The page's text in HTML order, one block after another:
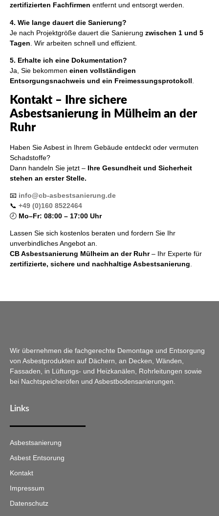
zertifizierten Fachfirmen entfernt und entsorgt werden.
4. Wie lange dauert die Sanierung?
Je nach Projektgröße dauert die Sanierung zwischen 1 und 5
Tagen . Wir arbeiten schnell und effizient.
5. Erhalte ich eine Dokumentation?
Ja, Sie bekommen einen vollständigen
Entsorgungsnachweis und ein Freimessungsprotokoll
Kontakt – Ihre sichere
Asbestsanierung in Mülheim an der
Ruhr
Haben Sie Asbest in Ihrem Gebäude entdeckt oder vermuten
Schadstoffe?
Dann handeln Sie jetzt – Ihre Gesundheit und Sicherheit
stehen an erster Stelle.
📧 info@cb-asbestsanierung.de
📞 +49 (0)160 8522464
🕗 Mo–Fr: 08:00 – 17:00 Uhr
Lassen Sie sich kostenlos beraten und fordern Sie Ihr
unverbindliches Angebot an.
CB Asbestsanierung Mülheim an der Ruhr– Ihr Experte für
zertifizierte, sichere und nachhaltige Asbestsanierung.
Wir übernehmen die fachgerechte Demontage und Entsorgung
von Asbestprodukten auf Dächern, an Decken, Wänden,
Fassaden, in Lüftungs- und Heizkanälen, Rohrleitungen sowie
bei Nachtspeicheröfen und Asbestbodensanierungen.
Links
Asbestsanierung
Asbest Entsorung
Kontakt
Impressum
Datenschutz